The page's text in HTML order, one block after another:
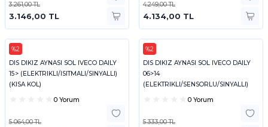
3.261,00 TL
3.146,00 TL
4.249,00 TL
4.134,00 TL
%2
ART
DIS DIKIZ AYNASI SOL IVECO DAILY
15> (ELEKTRIKLI/ISITMALI/SINYALLI)
(KISA KOL)
0 Yorum
5.064,00 TL
%2
ART
DIS DIKIZ AYNASI SOL IVECO DAILY
06>14
(ELEKTRIKLI/SENSORLU/SINYALLI)
0 Yorum
5.333,00 TL